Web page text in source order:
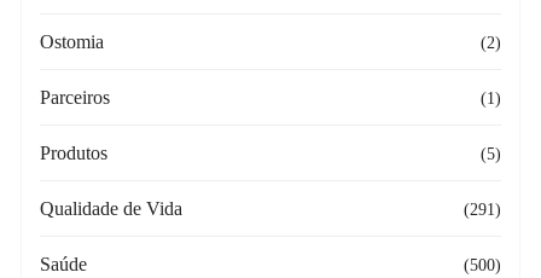
Ostomia (2)
Parceiros (1)
Produtos (5)
Qualidade de Vida (291)
Saúde (500)